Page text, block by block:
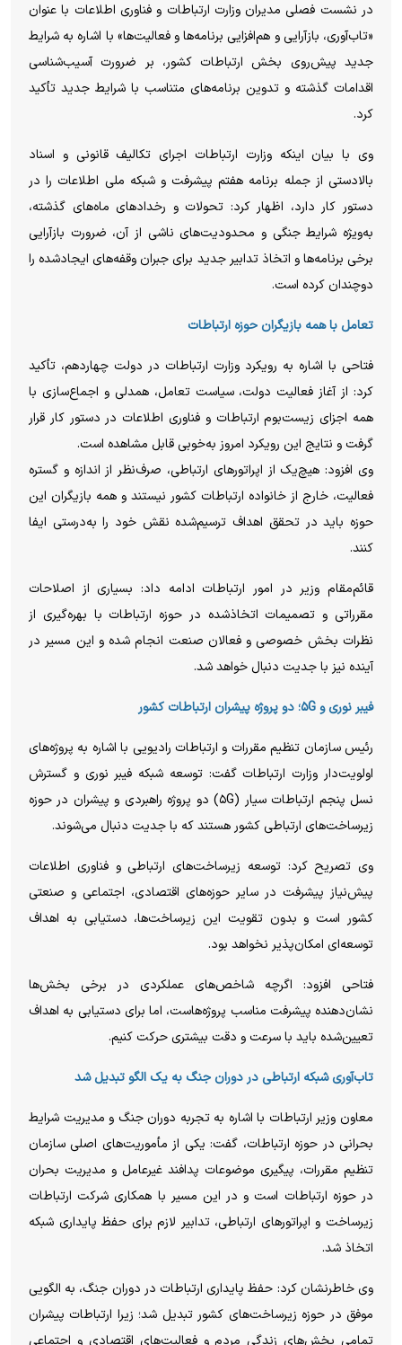
در نشست فصلی مدیران وزارت ارتباطات و فناوری اطلاعات با عنوان
«تاب‌آوری، بازآرایی و هم‌افزایی برنامه‌ها و فعالیت‌ها» با اشاره به شرایط
جدید پیش‌روی بخش ارتباطات کشور، بر ضرورت آسیب‌شناسی
اقدامات گذشته و تدوین برنامه‌های متناسب با شرایط جدید تأکید
کرد.
وی با بیان اینکه وزارت ارتباطات اجرای تکالیف قانونی و اسناد
بالادستی از جمله برنامه هفتم پیشرفت و شبکه ملی اطلاعات را در
دستور کار دارد، اظهار کرد: تحولات و رخداد‌های ماه‌های گذشته،
به‌ویژه شرایط جنگی و محدودیت‌های ناشی از آن، ضرورت بازآرایی
برخی برنامه‌ها و اتخاذ تدابیر جدید برای جبران وقفه‌های ایجادشده را
دوچندان کرده است.
تعامل با همه بازیگران حوزه ارتباطات
فتاحی با اشاره به رویکرد وزارت ارتباطات در دولت چهاردهم، تأکید
کرد: از آغاز فعالیت دولت، سیاست تعامل، همدلی و اجماع‌سازی با
همه اجزای زیست‌بوم ارتباطات و فناوری اطلاعات در دستور کار قرار
گرفت و نتایج این رویکرد امروز به‌خوبی قابل مشاهده است.
وی افزود: هیچ‌یک از اپراتور‌های ارتباطی، صرف‌نظر از اندازه و گستره
فعالیت، خارج از خانواده ارتباطات کشور نیستند و همه بازیگران این
حوزه باید در تحقق اهداف ترسیم‌شده نقش خود را به‌درستی ایفا
کنند.
قائم‌مقام وزیر در امور ارتباطات ادامه داد: بسیاری از اصلاحات
مقرراتی و تصمیمات اتخاذشده در حوزه ارتباطات با بهره‌گیری از
نظرات بخش خصوصی و فعالان صنعت انجام شده و این مسیر در
آینده نیز با جدیت دنبال خواهد شد.
فیبر نوری و ۵G؛ دو پروژه پیشران ارتباطات کشور
رئیس سازمان تنظیم مقررات و ارتباطات رادیویی با اشاره به پروژه‌های
اولویت‌دار وزارت ارتباطات گفت: توسعه شبکه فیبر نوری و گسترش
نسل پنجم ارتباطات سیار (۵G) دو پروژه راهبردی و پیشران در حوزه
زیرساخت‌های ارتباطی کشور هستند که با جدیت دنبال می‌شوند.
وی تصریح کرد: توسعه زیرساخت‌های ارتباطی و فناوری اطلاعات
پیش‌نیاز پیشرفت در سایر حوزه‌های اقتصادی، اجتماعی و صنعتی
کشور است و بدون تقویت این زیرساخت‌ها، دستیابی به اهداف
توسعه‌ای امکان‌پذیر نخواهد بود.
فتاحی افزود: اگرچه شاخص‌های عملکردی در برخی بخش‌ها
نشان‌دهنده پیشرفت مناسب پروژه‌هاست، اما برای دستیابی به اهداف
تعیین‌شده باید با سرعت و دقت بیشتری حرکت کنیم.
تاب‌آوری شبکه ارتباطی در دوران جنگ به یک الگو تبدیل شد
معاون وزیر ارتباطات با اشاره به تجربه دوران جنگ و مدیریت شرایط
بحرانی در حوزه ارتباطات، گفت: یکی از مأموریت‌های اصلی سازمان
تنظیم مقررات، پیگیری موضوعات پدافند غیرعامل و مدیریت بحران
در حوزه ارتباطات است و در این مسیر با همکاری شرکت ارتباطات
زیرساخت و اپراتور‌های ارتباطی، تدابیر لازم برای حفظ پایداری شبکه
اتخاذ شد.
وی خاطرنشان کرد: حفظ پایداری ارتباطات در دوران جنگ، به الگویی
موفق در حوزه زیرساخت‌های کشور تبدیل شد؛ زیرا ارتباطات پیشران
تمامی بخش‌های زندگی مردم و فعالیت‌های اقتصادی و اجتماعی